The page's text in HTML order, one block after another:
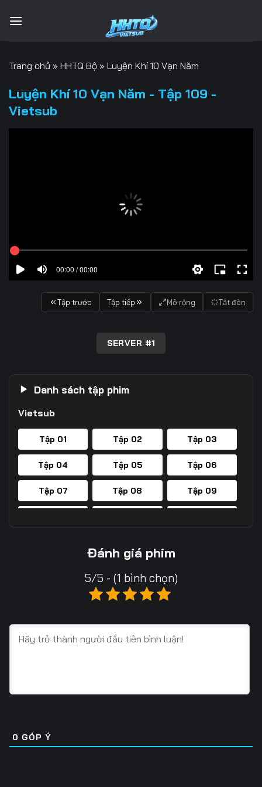
qua
Trang chủ » HHTQ Bộ » Luyện Khí 10 Vạn Năm
Luyện Khí 10 Vạn Năm - Tập 109 -
Vietsub
00:00 / 00:00
Tập trước Tập tiếp Mở rộng Tắt đèn
SERVER #1
Danh sách tập phim
Vietsub
Tập 01 Tập 02 Tập 03
Tập 04 Tập 05 Tập 06
Tập 07 Tập 08 Tập 09
Tập 20
Tập 25 Tập 26
Tập 31 Tập 32 Tập 33
Tập 37 Tập 38 Tập 39
Đánh giá phim
5/5 - (1 bình chọn)
0 GÓP Ý